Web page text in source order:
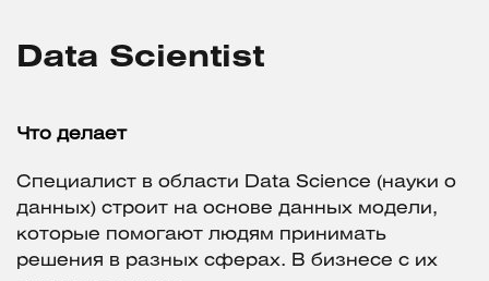
Data Scientist
Что делает
Специалист в области Data Science (науки о
данных) строит на основе данных модели,
которые помогают людям принимать
решения в разных сферах. В бизнесе с их